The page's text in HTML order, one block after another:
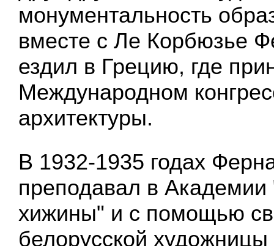
монументальность
вместе с Ле Корбюзье
ездил в Грецию, где
Международном
архитектуры.
В 1932-1935 годах
преподавал в
хижины" и с помощью
белорусской